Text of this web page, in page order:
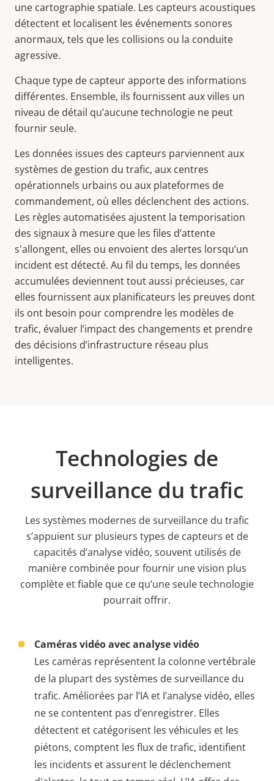
une cartographie spatiale. Les capteurs acoustiques
détectent et localisent les événements sonores
anormaux, tels que les collisions ou la conduite
agressive.
Chaque type de capteur apporte des informations
différentes. Ensemble, ils fournissent aux villes un
niveau de détail qu’aucune technologie ne peut
fournir seule.
Les données issues des capteurs parviennent aux
systèmes de gestion du trafic, aux centres
opérationnels urbains ou aux plateformes de
commandement, où elles déclenchent des actions.
Les règles automatisées ajustent la temporisation
des signaux à mesure que les files d’attente
s'allongent, elles ou envoient des alertes lorsqu’un
incident est détecté. Au fil du temps, les données
accumulées deviennent tout aussi précieuses, car
elles fournissent aux planificateurs les preuves dont
ils ont besoin pour comprendre les modèles de
trafic, évaluer l’impact des changements et prendre
des décisions d’infrastructure réseau plus
intelligentes.
Technologies de
surveillance du trafic
Les systèmes modernes de surveillance du trafic
s’appuient sur plusieurs types de capteurs et de
capacités d’analyse vidéo, souvent utilisés de
manière combinée pour fournir une vision plus
complète et fiable que ce qu’une seule technologie
pourrait offrir.
Caméras vidéo avec analyse vidéo
Les caméras représentent la colonne vertébrale
de la plupart des systèmes de surveillance du
trafic. Améliorées par l’IA et l’analyse vidéo, elles
ne se contentent pas d’enregistrer. Elles
détectent et catégorisent les véhicules et les
piétons, comptent les flux de trafic, identifient
les incidents et assurent le déclenchement